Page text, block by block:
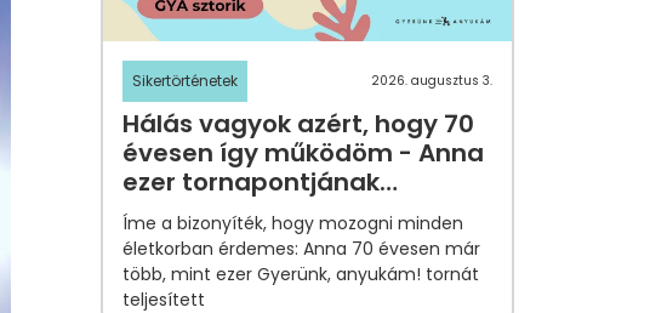
Sikertörténetek 2026. augusztus 3.
Hálás vagyok azért, hogy 70
évesen így működöm - Anna
ezer tornapontjának
története
Íme a bizonyíték, hogy mozogni minden
életkorban érdemes: Anna 70 évesen már
több, mint ezer Gyerünk, anyukám! tornát
teljesített